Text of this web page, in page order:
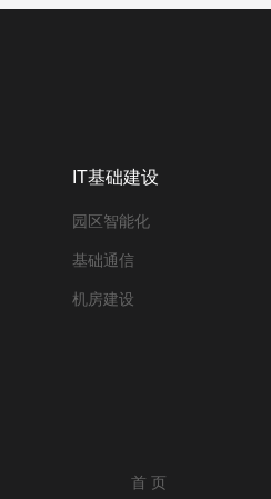
IT基础建设
园区智能化
基础通信
机房建设
首 页